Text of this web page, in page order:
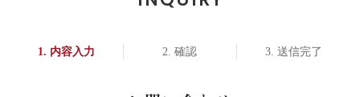
内容入力 確認 送信完了